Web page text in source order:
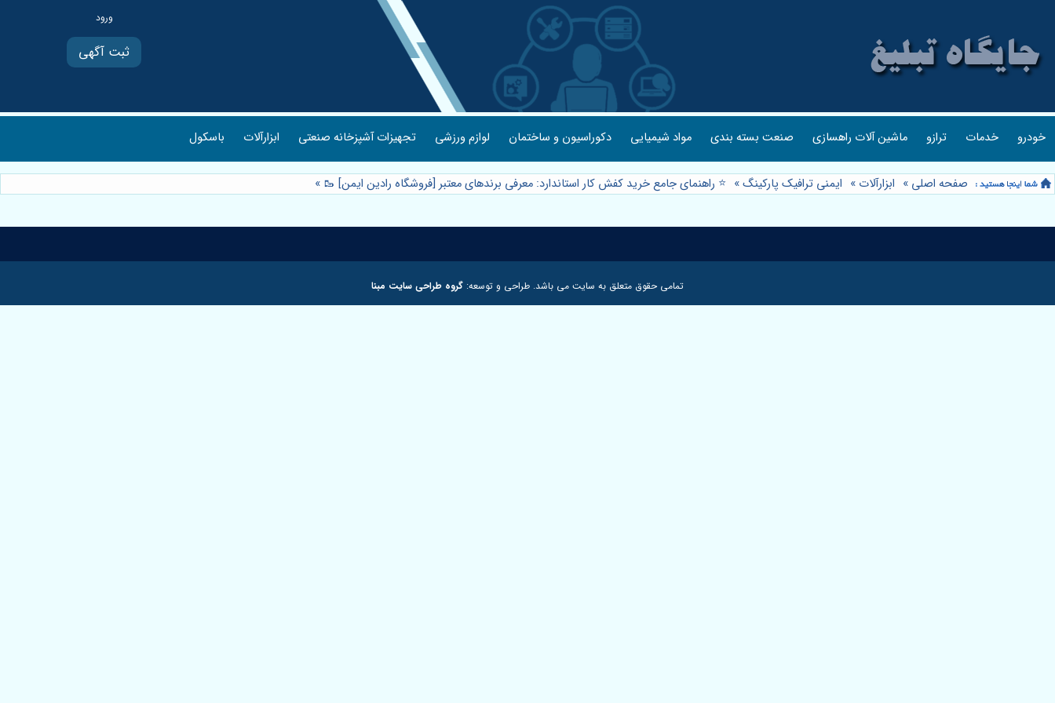
ثبت آگهی
خودرو خدمات ترازو ماشین آلات راهسازی صنعت بسته بندی مواد شیمیایی دکوراسیون و ساختمان لوازم ورزشی تجهیزات آشپزخانه صنعتی ابزارآلات باسکول
صفحه اصلی » ابزارآلات » ایمنی ترافیک پارکینگ» ⭐️ راهنمای جامع خرید کفش کار استاندارد: معرفی برندهای معتبر [فروشگاه رادین ایمن] 🥾 »
تمامی حقوق متعلق به سایت می باشد. طراحی و توسعه: گروه طراحی سایت مبنا